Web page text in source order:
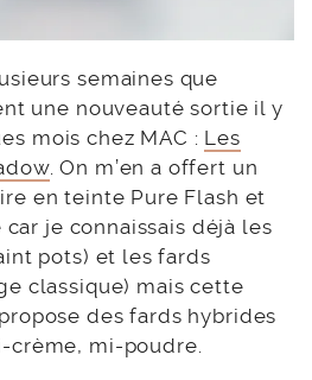
semaines que
une nouveauté sortie il y
mois chez MAC : Les
. On m’en a offert un
en teinte Pure Flash et
je connaissais déjà les
pots) et les fards
classique) mais cette
des fards hybrides
crème, mi-poudre.